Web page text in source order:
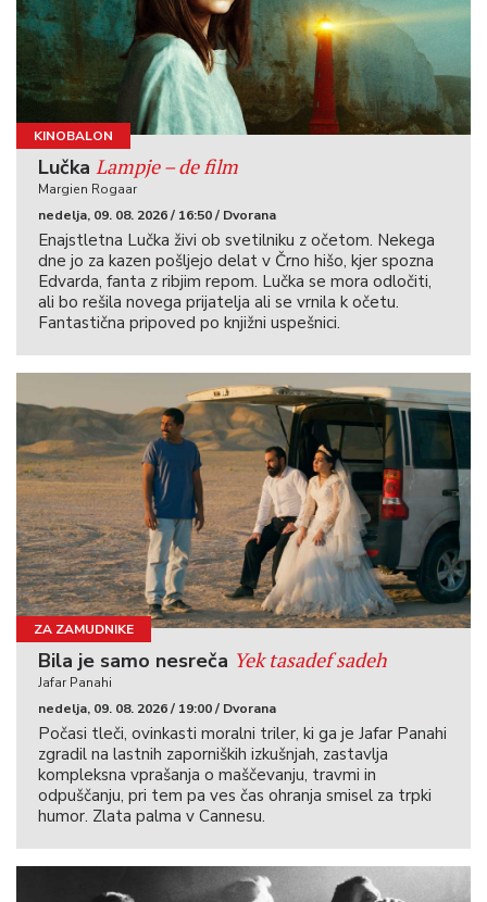
KINOBALON
Lučka Lampje – de film
Margien Rogaar
nedelja, 09. 08. 2026 / 16:50 / Dvorana
Enajstletna Lučka živi ob svetilniku z očetom. Nekega
dne jo za kazen pošljejo delat v Črno hišo, kjer spozna
Edvarda, fanta z ribjim repom. Lučka se mora odločiti,
ali bo rešila novega prijatelja ali se vrnila k očetu.
Fantastična pripoved po knjižni uspešnici.
ZA ZAMUDNIKE
Bila je samo nesreča Yek tasadef sadeh
Jafar Panahi
nedelja, 09. 08. 2026 / 19:00 / Dvorana
Počasi tleči, ovinkasti moralni triler, ki ga je Jafar Panahi
zgradil na lastnih zaporniških izkušnjah, zastavlja
kompleksna vprašanja o maščevanju, travmi in
odpuščanju, pri tem pa ves čas ohranja smisel za trpki
humor. Zlata palma v Cannesu.